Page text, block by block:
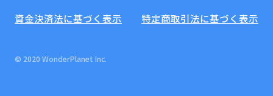
資金決済法に基づく表示
特定商取引法に基づく表示
© 2020 WonderPlanet Inc.